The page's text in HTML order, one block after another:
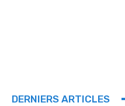
DERNIERS ARTICLES